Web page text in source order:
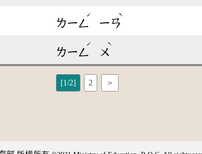
ㄌㄧㄥ
ˊ
ㄧㄢ
ˋ
ㄌㄧㄥ
ˊ
ㄨ
ˋ
[1/2] 2 ＞